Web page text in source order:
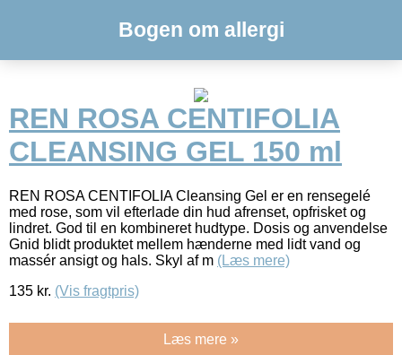
Bogen om allergi
REN ROSA CENTIFOLIA
CLEANSING GEL 150 ml
REN ROSA CENTIFOLIA Cleansing Gel er en rensegelé
med rose, som vil efterlade din hud afrenset, opfrisket og
lindret. God til en kombineret hudtype. Dosis og anvendelse
Gnid blidt produktet mellem hænderne med lidt vand og
massér ansigt og hals. Skyl af m (Læs mere)
135 kr. (Vis fragtpris)
Læs mere »